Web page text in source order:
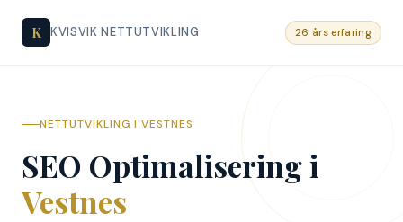
K KVISVIK NETTUTVIKLING 26 års erfaring
NETTUTVIKLING I VESTNES
SEO Optimalisering i
Vestnes